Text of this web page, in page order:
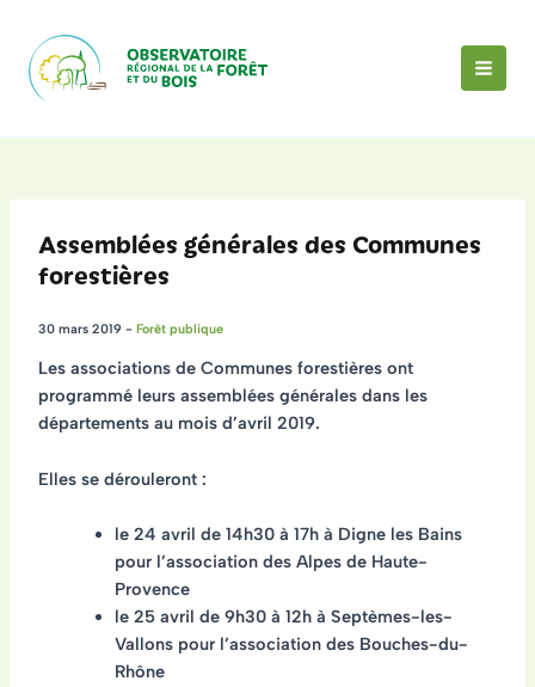
contenu
Assemblées générales des Communes
forestières
30 mars 2019 - Forêt publique
Les associations de Communes forestières ont
programmé leurs assemblées généralesdans les
départements au mois d’avril 2019.
Elles se dérouleront :
le 24 avril de 14h30 à 17h à Digne les Bains
pour l’association des Alpes de Haute-
Provence
le 25 avril de 9h30 à 12h à Septèmes-les-
Vallons pour l’association des Bouches-du-
Rhône